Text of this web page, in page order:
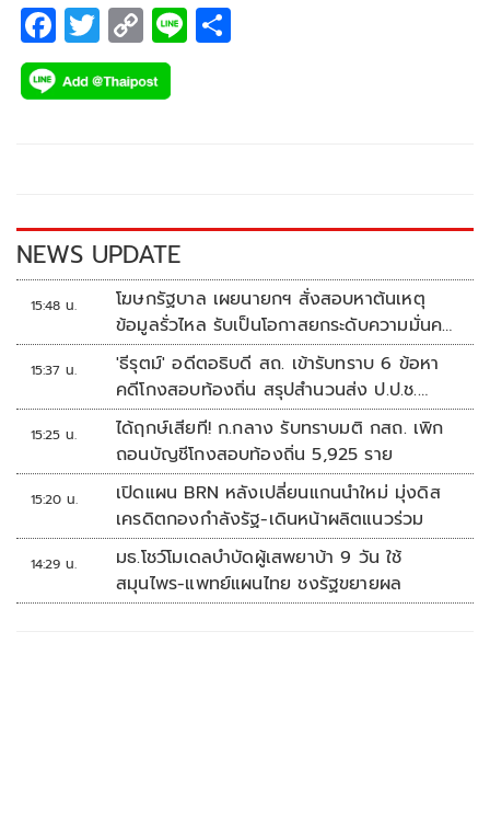
F
ac
e
k
T
wi
tt
C
o
p
k
Li
NEWS UPDATE
15:48 น.
โฆษกรัฐบาล เผยนายกฯ สั่งสอบหาต้นเหตุ
ข้อมูลรั่วไหล รับเป็นโอกาสยกระดับความมั่นคง
ปลอดภัยข้อมูลภาครัฐทั้งระบบ
15:37 น.
'ธีรุตม์' อดีตอธิบดี สถ. เข้ารับทราบ 6 ข้อหา
คดีโกงสอบท้องถิ่น สรุปสำนวนส่ง ป.ป.ช.
สัปดาห์หน้า
15:25 น.
ได้ฤกษ์เสียที! ก.กลาง รับทราบมติ กสถ. เพิก
ถอนบัญชีโกงสอบท้องถิ่น 5,925 ราย
15:20 น.
เปิดแผน BRN หลังเปลี่ยนแกนนำใหม่ มุ่งดิส
เครดิตกองกำลังรัฐ-เดินหน้าผลิตแนวร่วม
14:29 น.
มธ.โชว์โมเดลบำบัดผู้เสพยาบ้า 9 วัน ใช้
สมุนไพร-แพทย์แผนไทย ชงรัฐขยายผล